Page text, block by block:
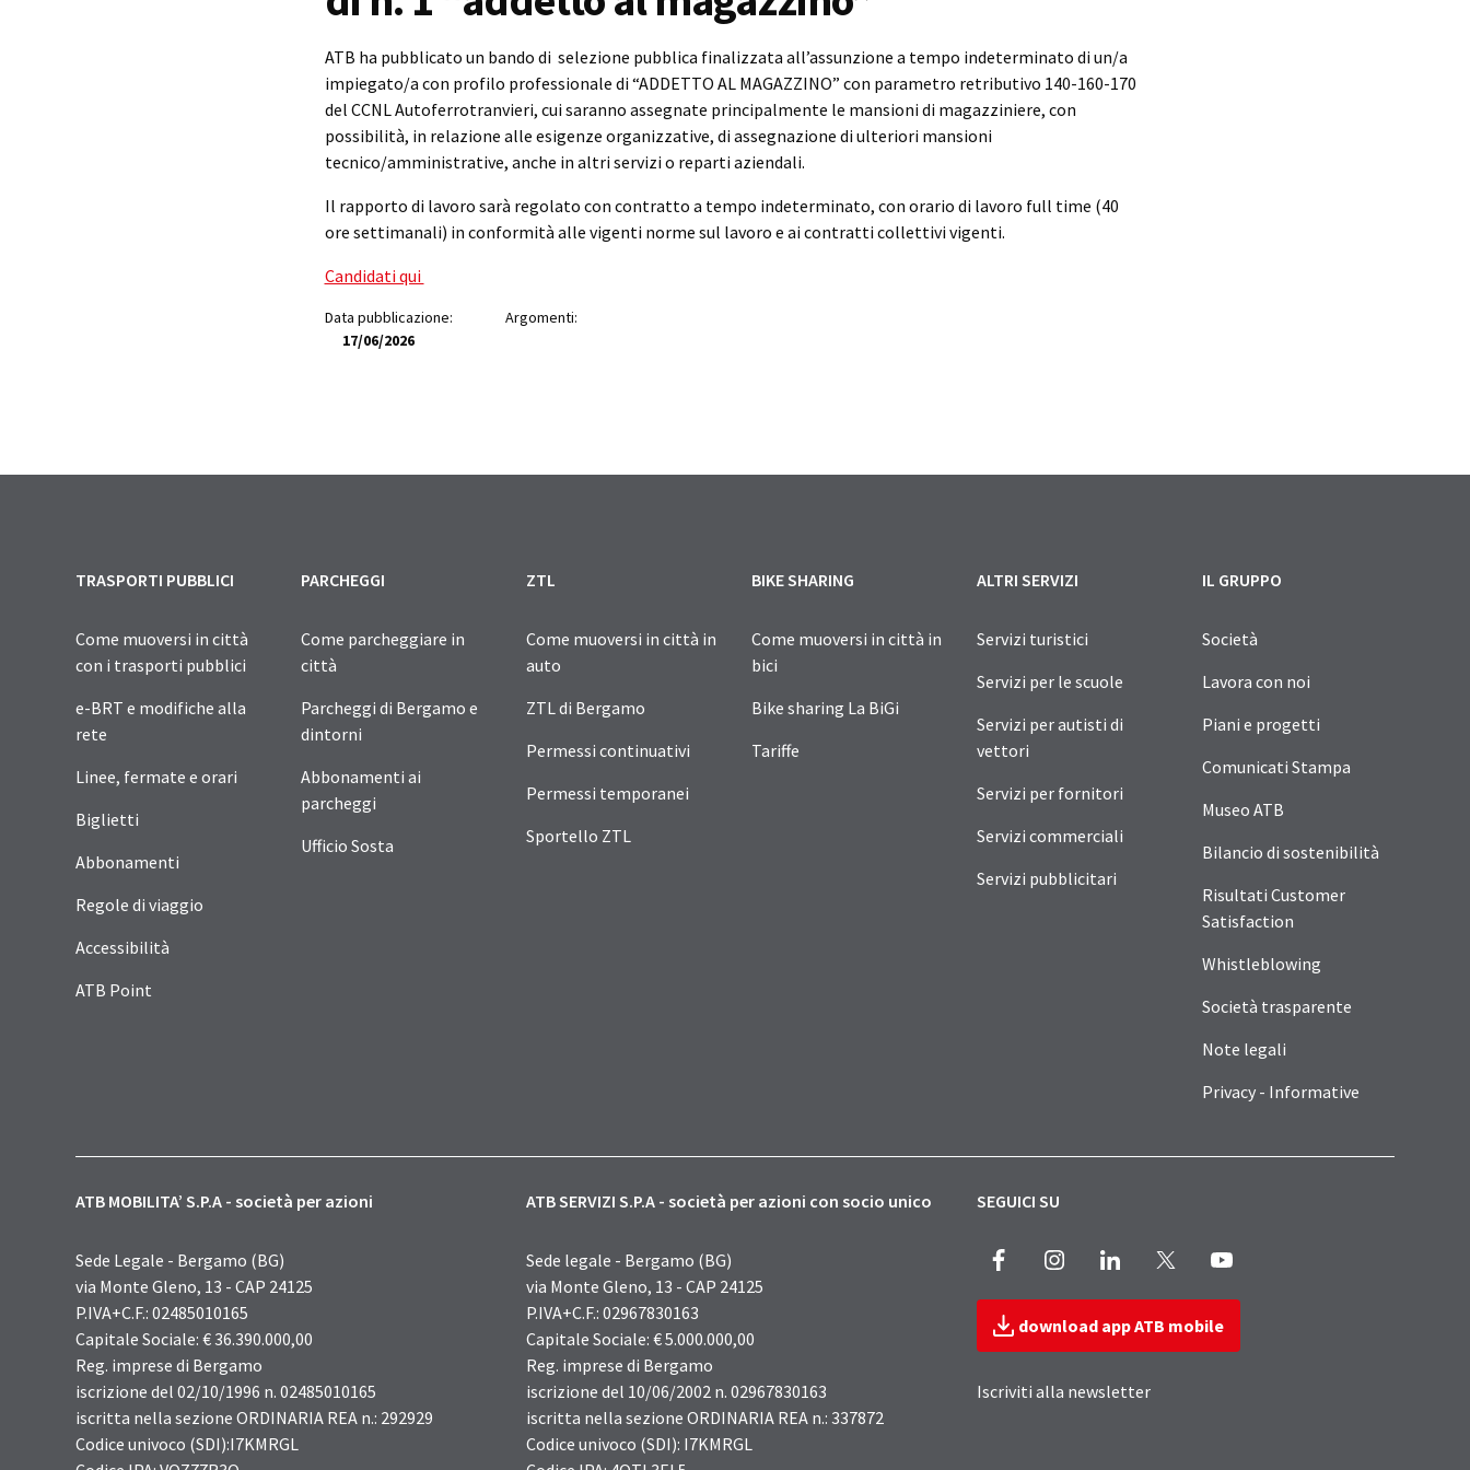
ATB ha pubblicato un bando di selezione pubblica finalizzata all’assunzione a tempo indeterminato di un/a
impiegato/a con profilo professionale di “ADDETTO AL MAGAZZINO” con parametro retributivo 140-160-170
del CCNL Autoferrotranvieri, cui saranno assegnate principalmente le mansioni di magazziniere, con
possibilità, in relazione alle esigenze organizzative, di assegnazione di ulteriori mansioni
tecnico/amministrative, anche in altri servizi o reparti aziendali.
Il rapporto di lavoro sarà regolato con contratto a tempo indeterminato, con orario di lavoro full time (40
ore settimanali) in conformità alle vigenti norme sul lavoro e ai contratti collettivi vigenti.
Candidati qui
Data pubblicazione:
17/06/2026
Argomenti:
TRASPORTI PUBBLICI
Come muoversi in città
con i trasporti pubblici
e-BRT e modifiche alla
rete
Linee, fermate e orari
Biglietti
Abbonamenti
Regole di viaggio
Accessibilità
ATB Point
PARCHEGGI
Come parcheggiare in
città
Parcheggi di Bergamo e
dintorni
Abbonamenti ai
parcheggi
Ufficio Sosta
ZTL
Come muoversi in città in
auto
ZTL di Bergamo
Permessi continuativi
Permessi temporanei
Sportello ZTL
BIKE SHARING
Come muoversi in città in
bici
Bike sharing La BiGi
Tariffe
ALTRI SERVIZI
Servizi turistici
Servizi per le scuole
Servizi per autisti di
vettori
Servizi per fornitori
Servizi commerciali
Servizi pubblicitari
IL GRUPPO
Società
Lavora con noi
Piani e progetti
Comunicati Stampa
Museo ATB
Bilancio di sostenibilità
Risultati Customer
Satisfaction
Whistleblowing
Società trasparente
Note legali
Privacy - Informative
ATB MOBILITA’ S.P.A - società per azioni
Sede Legale - Bergamo (BG)
via Monte Gleno, 13 - CAP 24125
P.IVA+C.F.: 02485010165
Capitale Sociale: € 36.390.000,00
Reg. imprese di Bergamo
iscrizione del 02/10/1996 n. 02485010165
iscritta nella sezione ORDINARIA REA n.: 292929
Codice univoco (SDI):I7KMRGL
ATB SERVIZI S.P.A - società per azioni con socio unico
Sede legale - Bergamo (BG)
via Monte Gleno, 13 - CAP 24125
P.IVA+C.F.: 02967830163
Capitale Sociale: € 5.000.000,00
Reg. imprese di Bergamo
iscrizione del 10/06/2002 n. 02967830163
iscritta nella sezione ORDINARIA REA n.: 337872
Codice univoco (SDI): I7KMRGL
SEGUICI SU
Facebook InstagramLinkedIn
download app ATB mobile
Iscriviti alla newsletter